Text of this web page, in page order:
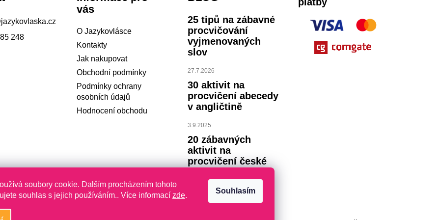
soubory cookie. Dalším procházením tohoto
souhlas s jejich používáním.. Více informací zde.
Souhlasím
jazykovlaska.cz
248
vás
O Jazykovlásce
Kontakty
Jak nakupovat
Obchodní podmínky
Podmínky ochrany
osobních údajů
Hodnocení obchodu
25 tipů na zábavné
procvičování
vyjmenovaných
slov
27.7.2026
30 aktivit na
procvičení abecedy
v angličtině
3.9.2025
20 zábavných
aktivit na
procvičení české